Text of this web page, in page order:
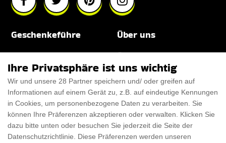
Geschenkeführe
Für Haustiere
ThanksGiving
Über uns
Rabattcode
Trendiger Rabattcode
Black Friday
Ihre Privatsphäre ist uns wichtig
Wir und unsere 28 Partner speichern und/ oder greifen auf
Informationen auf einem Gerät zu, z.B. auf eindeutige Kennungen
in Cookies, um personenbezogene Daten zu verarbeiten. Sie
können Ihre Präferenzen akzeptieren oder verwalten. Klicken Sie
dazu bitte unten oder besuchen Sie jederzeit die Seite der
Datenschutzrichtlinie. Diese Präferenzen werden unseren